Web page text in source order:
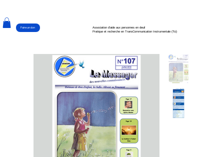
Faire un don
Association d'aide aux personnes en deuil
Pratique et recherche en TransCommunication Instrumentale (Tci)